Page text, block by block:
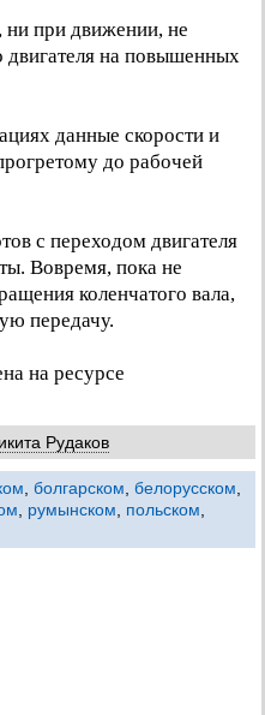
ни при движении, не
двигателя на повышенных
данные скорости и
до рабочей
с переходом двигателя
Вовремя, пока не
коленчатого вала,
передачу.
на ресурсе
Рудаков
болгарском белорусском
румынском польском